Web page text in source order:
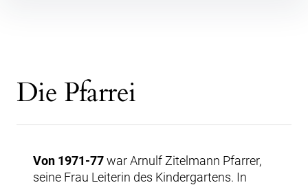
Die Pfarrei
Von 1971-77war Arnulf Zitelmann Pfarrer,
seine Frau Leiterin des Kindergartens. In